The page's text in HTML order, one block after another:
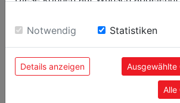
BSS1300
Einwilligung zu unseren Cookies.
Notwendig Statistiken
Details anzeigen Ausgewählte
Alle